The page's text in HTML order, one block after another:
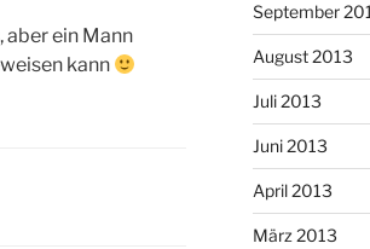
aber ein Mann
kann
September
August 2013
Juli 2013
Juni 2013
April 2013
März 2013